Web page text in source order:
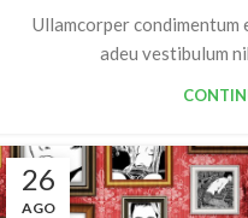
Ullamcorper condimentum
adeu vestibulum
26
AGO